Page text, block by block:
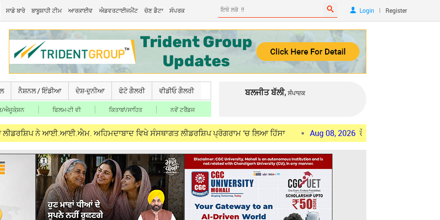
ਸਾਡੇ ਬਾਰੇ ਬਾਬੂਸ਼ਾਹੀ ਟੀਮ ਆਰਕਾਈਵ ਐਡਵਰਟਾਈਜਮੈਂਟ ਚੋਣ ਡੈਟਾ ਸੰਪਰਕ Login | Register
ਨੈਸ਼ਨਲ / ਇੰਡੀਆ ਦੇਸ਼-ਦੁਨੀਆ ਫੋਟੋ ਗੈਲਰੀ ਵੀਡੀਓ ਗੈਲਰੀ
ਐਜੂਕੇ਼ਸ਼ਨ ਫਿਲਮ-ਟੀ ਵੀ ਕਿਤਾਬਾਂ/ਸਾਹਿਤ ਨਵੇਂ ਟਰੈਂਡਜ
ਬਲਜੀਤ ਬੱਲੀ, ਸੰਪਾਦਕ
ਆਈ.ਆਈ.ਐਮ. ਅਹਿਮਦਾਬਾਦ ਵਿਖੇ ਸੰਸਥਾਗਤ ਲੀਡਰਸ਼ਿਪ ਪ੍ਰੋਗਰਾਮ ‘ਚ ਲਿਆ ਹਿੱਸਾ Aug 08, 2026 ਰੌਲੇ-ਗੌਲੇ ਮਗਰੋਂ ਭੂਪੇਸ਼ ਬਘੇਲ ਦਾ 9 ਦਿਨਾਂ